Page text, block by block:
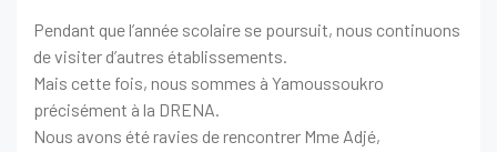
Pendant que l’année scolaire se poursuit, nous continuons
de visiter d’autres établissements.
Mais cette fois, nous sommes à Yamoussoukro
précisément à la DRENA.
Nous avons été ravies de rencontrer Mme Adjé,